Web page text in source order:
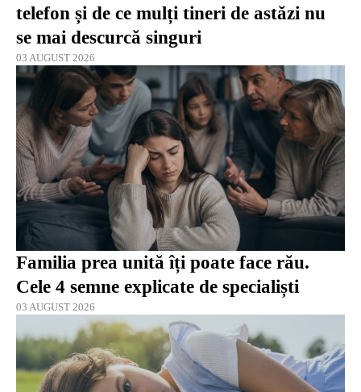
telefon și de ce mulți tineri de astăzi nu
se mai descurcă singuri
03 AUGUST 2026
Familia prea unită îți poate face rău.
Cele 4 semne explicate de specialiști
03 AUGUST 2026